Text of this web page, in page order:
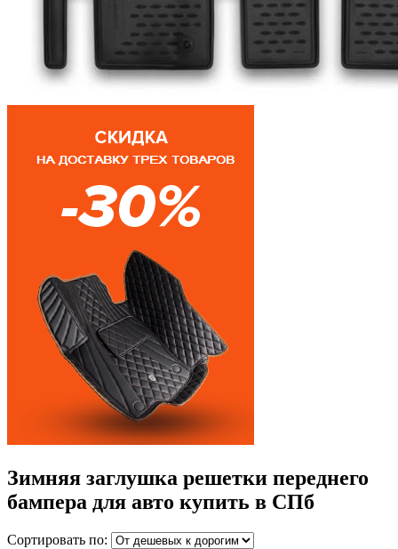
Зимняя заглушка решетки переднего
бампера для авто купить в СПб
Сортировать по: